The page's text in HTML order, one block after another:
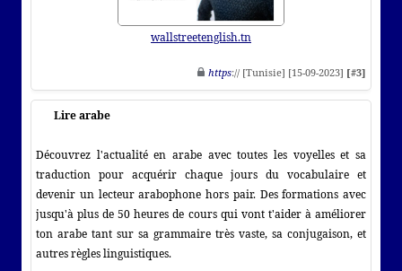
wallstreetenglish.tn
https:// [Tunisie] [15-09-2023] [#3]
Lire arabe
Découvrez l'actualité en arabe avec toutes les voyelles et sa
traduction pour acquérir chaque jours du vocabulaire et
devenir un lecteur arabophone hors pair. Des formations avec
jusqu'à plus de 50 heures de cours qui vont t'aider à améliorer
ton arabe tant sur sa grammaire très vaste, sa conjugaison, et
autres règles linguistiques.